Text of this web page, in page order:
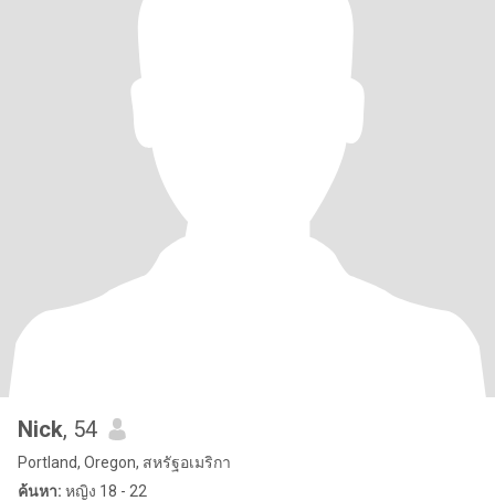
Nick, 54
Portland, Oregon, สหรัฐอเมริกา
ค้นหา: หญิง 18 - 22